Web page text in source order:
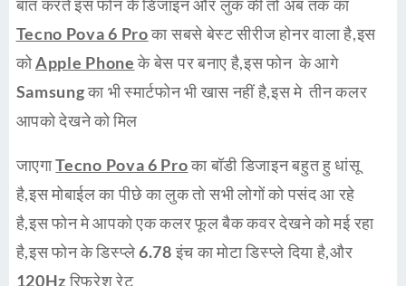
बात करते इस फोन के डिजाइन और लुक की तो अब तक का
Tecno Pova 6 Proका सबसे बेस्ट सीरीज होनर वाला है,इस
कोApple Phoneके बेस पर बनाए है,इस फोन के आगे
Samsungका भीस्मार्टफोनभी खास नहीं है,इस मे तीन कलर
आपको देखने को मिल
जाएगाTecno Pova 6 Proका बॉडी डिजाइन बहुत हु धांसू
है,इस मोबाईल का पीछे का लुक तो सभी लोगों को पसंद आ रहे
है,इस फोन मे आपको एक कलर फूल बैक कवर देखने को मई रहा
है,इस फोन के डिस्प्ले6.78इंच का मोटा डिस्प्ले दिया है,और
120Hzरिफ्रेश रेट